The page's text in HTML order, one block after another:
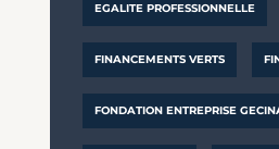
EGALITE PROFESSIONNELLE
FINANCEMENTS VERTS
FONDATION ENTREPRISE